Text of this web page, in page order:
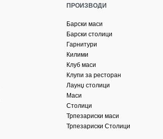
ПРОИЗВОДИ
Барски маси
Барски столици
Гарнитури
Килими
Клуб маси
Клупи за ресторан
Лаунџ столици
Маси
Столици
Трпезариски маси
Трпезариски Столици